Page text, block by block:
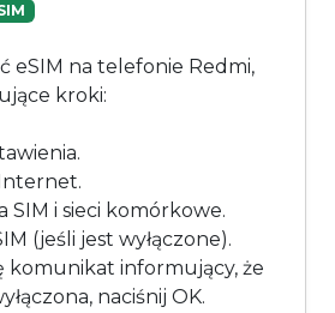
eSIM na telefonie Redmi,
kroki:
SIM i sieci komórkowe.
(jeśli jest wyłączone).
komunikat informujący, że
naciśnij OK.